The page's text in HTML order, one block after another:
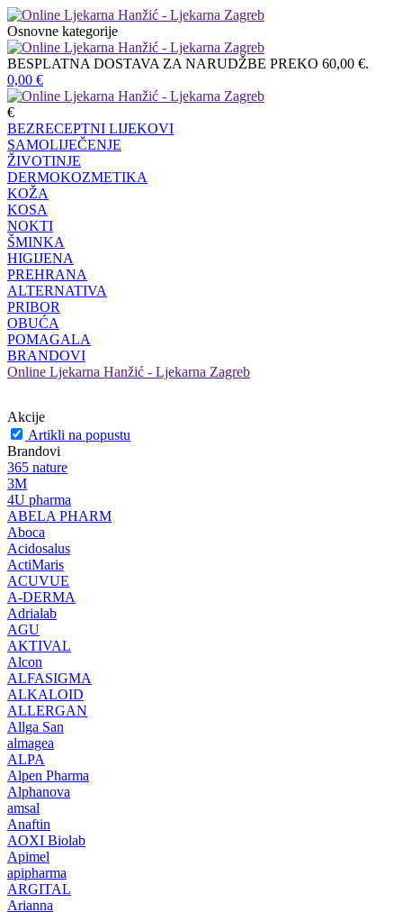
Osnovne kategorije
BESPLATNA DOSTAVA ZA NARUDŽBE PREKO 60,00 €.
0,00 €
€
BEZRECEPTNI LIJEKOVI
SAMOLIJEČENJE
ŽIVOTINJE
DERMOKOZMETIKA
KOŽA
KOSA
NOKTI
ŠMINKA
HIGIJENA
PREHRANA
ALTERNATIVA
PRIBOR
OBUĆA
POMAGALA
BRANDOVI
Online Ljekarna Hanžić - Ljekarna Zagreb
Akcije
Artikli na popustu
Brandovi
365 nature
3M
4U pharma
ABELA PHARM
Aboca
Acidosalus
ActiMaris
ACUVUE
A-DERMA
Adrialab
AGU
AKTIVAL
Alcon
ALFASIGMA
ALKALOID
ALLERGAN
Allga San
almagea
ALPA
Alpen Pharma
Alphanova
amsal
Anaftin
AOXI Biolab
Apimel
apipharma
ARGITAL
Arianna